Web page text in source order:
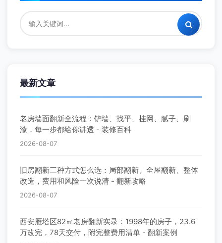
最新文章
老房墙面翻新全流程：铲墙、找平、挂网、腻子、刷
漆，每一步都给你讲透 - 装修百科
2026-08-07
旧房翻新三种方式怎么选：局部翻新、全屋翻新、整体
改造，费用和风险一次说清 - 翻新攻略
2026-08-07
西安雁塔区82㎡老房翻新实录：1998年的房子，23.6
万改完，78天交付，附完整费用清单 - 翻新案例